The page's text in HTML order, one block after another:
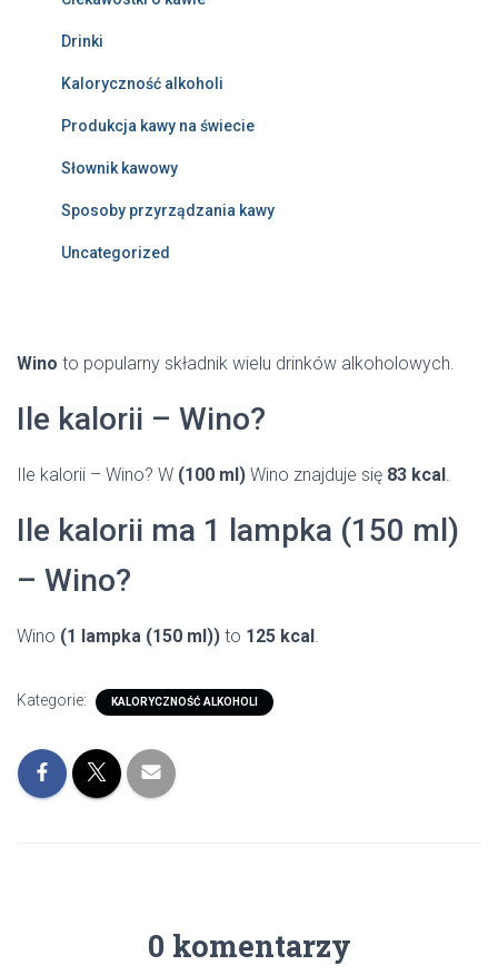
Drinki
Kaloryczność alkoholi
Produkcja kawy na świecie
Słownik kawowy
Sposoby przyrządzania kawy
Uncategorized
Wino to popularny składnik wielu drinków alkoholowych.
Ile kalorii – Wino?
Ile kalorii – Wino? W (100 ml) Wino znajduje się 83 kcal.
Ile kalorii ma 1 lampka (150 ml)
– Wino?
Wino (1 lampka (150 ml)) to 125 kcal.
Kategorie: KALORYCZNOŚĆ ALKOHOLI
0 komentarzy